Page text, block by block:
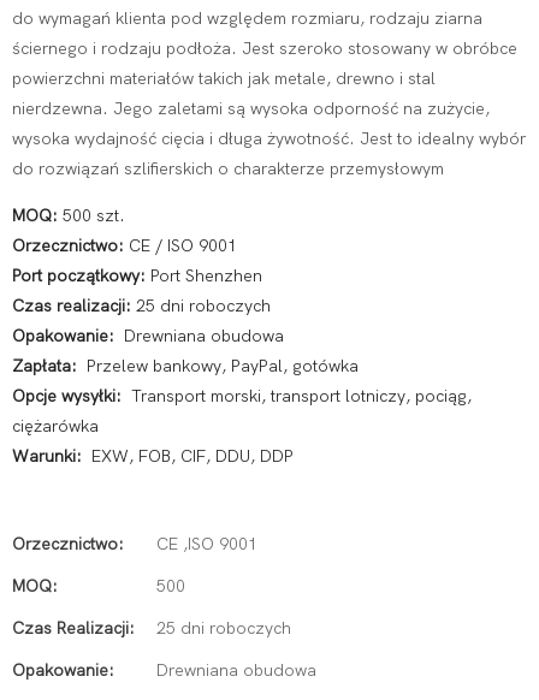
do wymagań klienta pod względem rozmiaru, rodzaju ziarna
ściernego i rodzaju podłoża. Jest szeroko stosowany w obróbce
powierzchni materiałów takich jak metale, drewno i stal
nierdzewna. Jego zaletami są wysoka odporność na zużycie,
wysoka wydajność cięcia i długa żywotność. Jest to idealny wybór
do rozwiązań szlifierskich o charakterze przemysłowym
MOQ: 500 szt.
Orzecznictwo: CE / ISO 9001
Port początkowy: Port Shenzhen
Czas realizacji: 25 dni roboczych
Opakowanie: Drewniana obudowa
Zapłata: Przelew bankowy, PayPal, gotówka
Opcje wysyłki: Transport morski, transport lotniczy, pociąg,
ciężarówka
Warunki: EXW, FOB, CIF, DDU, DDP
Orzecznictwo: CE ,ISO 9001
MOQ: 500
Czas Realizacji: 25 dni roboczych
Opakowanie: Drewniana obudowa